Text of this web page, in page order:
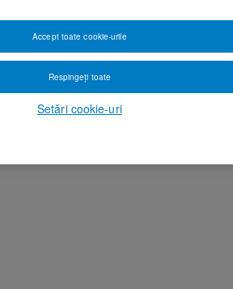
Setări cookie-uri
Respingeți toate
Accept toate cookie-urile